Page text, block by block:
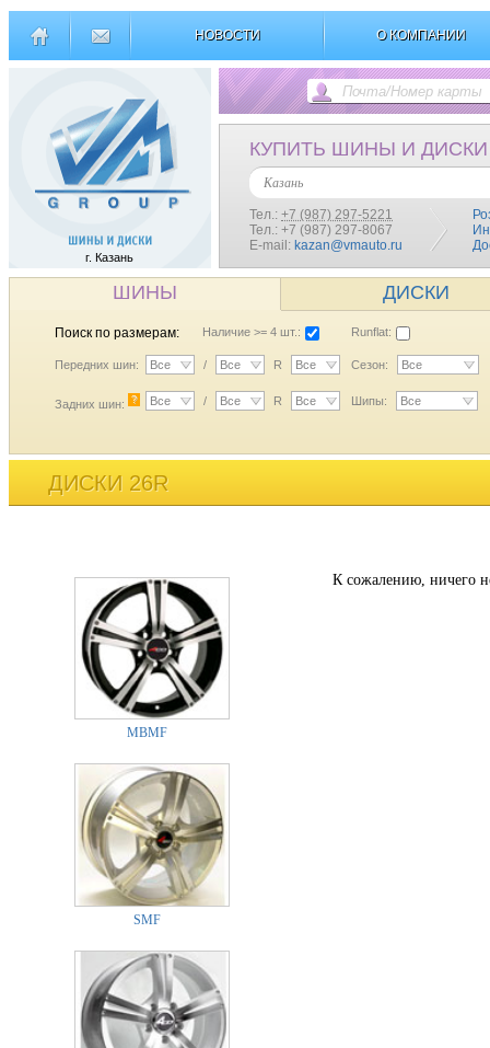
НОВОСТИ О КОМПАНИИ
г. Казань
КУПИТЬ ШИНЫ И ДИСКИ
Казань
Тел.: +7 (987) 297-5221
Тел.: +7 (987) 297-8067
E-mail: kazan@vmauto.ru
ШИНЫ ДИСКИ
Поиск по размерам: Наличие >= 4 шт.: Runflat:
Передних шин: Все / Все R Все Сезон: Все
Задних шин: ? Все / Все R Все Шипы: Все
ДИСКИ 26R
MBMF
SMF
К сожалению, ничего